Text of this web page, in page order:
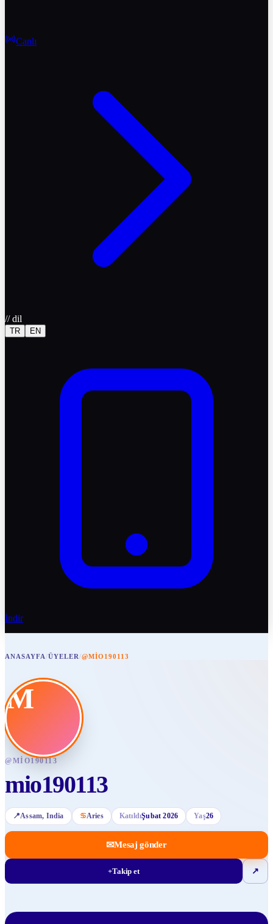
Canlı
//dil
TR EN
İndir
ANASAYFA/ÜYELER/@MIO190113
M
@MIO190113
mio190113
📍Assam, India ♋Aries KatıldıŞubat 2026 Yaş26
✉Mesaj gönder
+Takip et ↗